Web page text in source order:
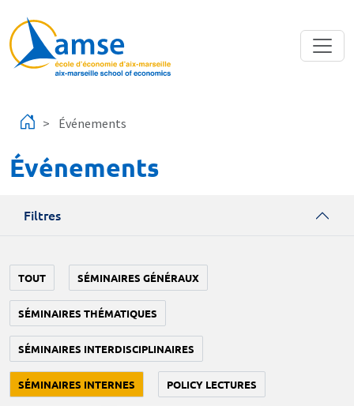
Événements
Événements
Filtres
TOUT SÉMINAIRES GÉNÉRAUX
SÉMINAIRES THÉMATIQUES
SÉMINAIRES INTERDISCIPLINAIRES
SÉMINAIRES INTERNES POLICY LECTURES